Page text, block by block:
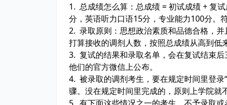
1. 总成绩怎么算：总成绩 = 初试成绩 + 复
分，英语听力口语15分，专业能力100分。
2. 录取原则：思想政治素质和品德合格，
打算接收的调剂人数，按照总成绩从高到低
3. 复试的结果和录取名单，会在复试结束
他们的官方微信上公布。
4. 被录取的调剂考生，要在规定时间里登
骤。没在规定时间里完成的，原则上学院就